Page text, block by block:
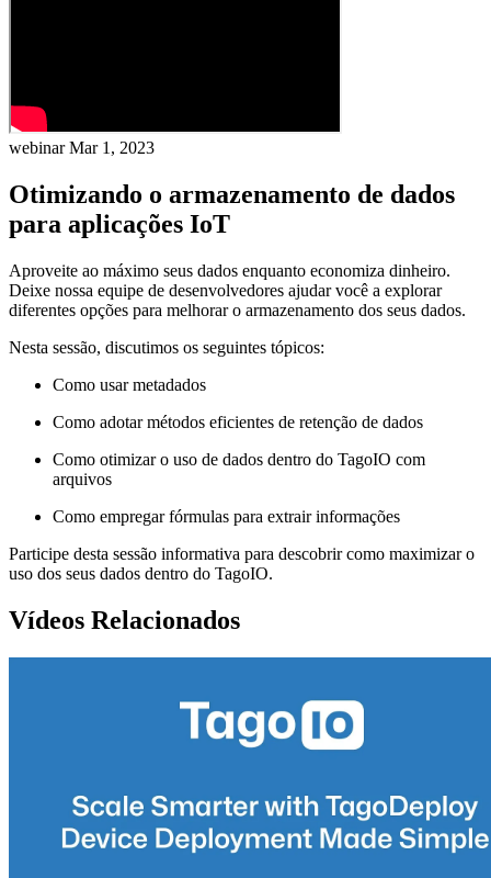
webinarMar 1, 2023
Otimizando o armazenamento de dados
para aplicações IoT
Aproveite ao máximo seus dados enquanto economiza dinheiro.
Deixe nossa equipe de desenvolvedores ajudar você a explorar
diferentes opções para melhorar o armazenamento dos seus dados.
Nesta sessão, discutimos os seguintes tópicos:
Como usar metadados
Como adotar métodos eficientes de retenção de dados
Como otimizar o uso de dados dentro do TagoIO com
arquivos
Como empregar fórmulas para extrair informações
Participe desta sessão informativa para descobrir como maximizar o
uso dos seus dados dentro do TagoIO.
Vídeos Relacionados